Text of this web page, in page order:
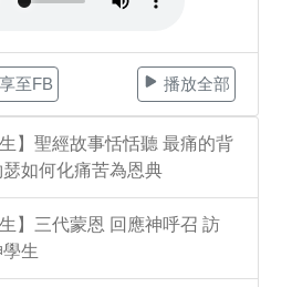
至FB 播放全部
】聖經故事恬恬聽 最痛的背
如何化痛苦為恩典
】三代蒙恩 回應神呼召 訪
生